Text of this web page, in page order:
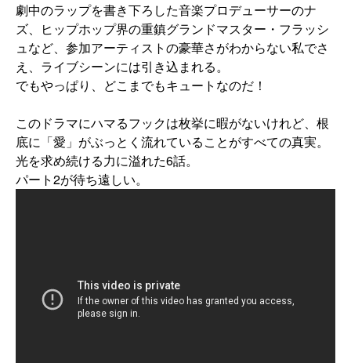
劇中のラップを書き下ろした音楽プロデューサーのナ
ズ、ヒップホップ界の重鎮グランドマスター・フラッシ
ュなど、参加アーティストの豪華さがわからない私でさ
え、ライブシーンには引き込まれる。
でもやっぱり、どこまでもキュートなのだ！
このドラマにハマるフックは枚挙に暇がないけれど、根
底に「愛」がぶっとく流れていることがすべての真実。
光を求め続ける力に溢れた6話。
パート2が待ち遠しい。